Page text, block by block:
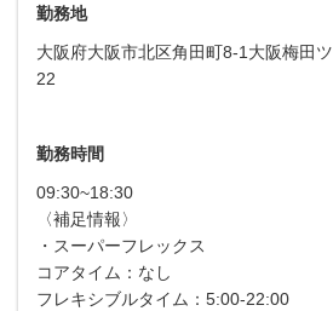
勤務地
大阪府大阪市北区角田町8-1大阪梅田
22
勤務時間
09:30~18:30
〈補足情報〉
・スーパーフレックス
コアタイム：なし
フレキシブルタイム：5:00-22:00